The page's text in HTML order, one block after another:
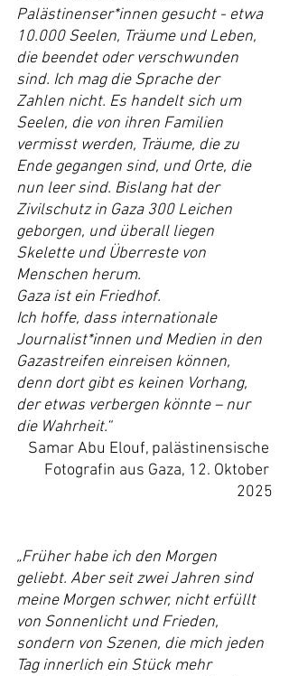
Palästinenser*innen gesucht - etwa
10.000 Seelen, Träume und Leben,
die beendet oder verschwunden
sind. Ich mag die Sprache der
Zahlen nicht. Es handelt sich um
Seelen, die von ihren Familien
vermisst werden, Träume, die zu
Ende gegangen sind, und Orte, die
nun leer sind. Bislang hat der
Zivilschutz in Gaza 300 Leichen
geborgen, und überall liegen
Skelette und Überreste von
Menschen herum.
Gaza ist ein Friedhof.
Ich hoffe, dass internationale
Journalist*innen und Medien in den
Gazastreifen einreisen können,
denn dort gibt es keinen Vorhang,
der etwas verbergen könnte – nur
die Wahrheit.“
Samar Abu Elouf, palästinensische
Fotografin aus Gaza, 12. Oktober
2025
„Früher habe ich den Morgen
geliebt. Aber seit zwei Jahren sind
meine Morgen schwer, nicht erfüllt
von Sonnenlicht und Frieden,
sondern von Szenen, die mich jeden
Tag innerlich ein Stück mehr